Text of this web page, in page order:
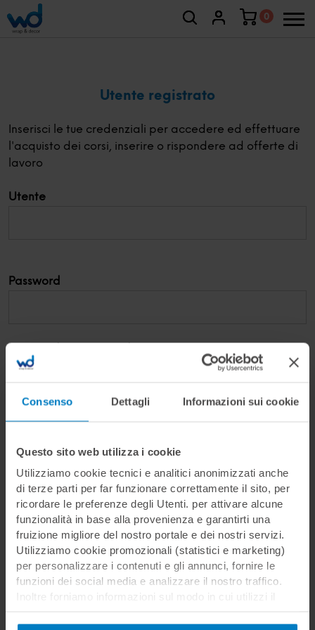
Consenso Dettagli Informazioni sui cookie
Questo sito web utilizza i cookie
Utilizziamo cookie tecnici e analitici anonimizzati anche
di terze parti per far funzionare correttamente il sito, per
ricordare le preferenze degli Utenti. per attivare alcune
funzionalità in base alla provenienza e garantirti una
fruizione migliore del nostro portale e dei nostri servizi.
Utilizziamo cookie promozionali (statistici e marketing)
per personalizzare i contenuti e gli annunci, fornire le
funzioni dei social media e analizzare il nostro traffico.
Inoltre forniamo informazioni sul modo in cui utilizzi il
dati web, pubblicità e social media, i quali potrebbero
0
Utente registrato
Inserisci le tue credenziali per accedere ed effettuare
l'acquisto dei corsi, inserire o rispondere ad offerte di
lavoro
Utente
Password
Non sei ancora registrato?
Registrati per effettuare l'acquisto dei
corsi, inserire o rispondere ad offerte di